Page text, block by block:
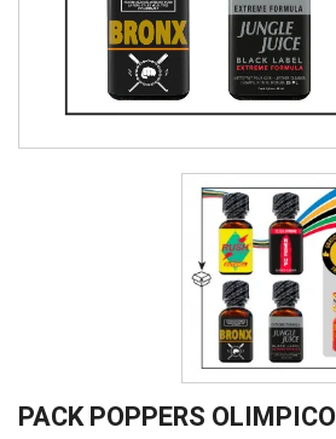
PACK POPPERS OLIMPICO